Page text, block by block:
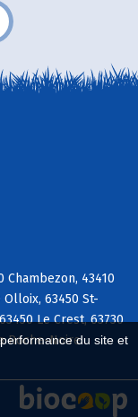
du site et
43410
63450 St-
Le Crest, 63730
Roche-Noire